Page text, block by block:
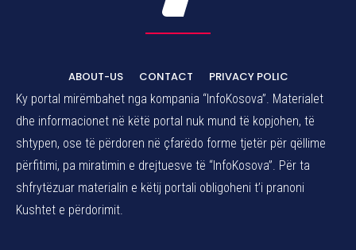
ABOUT-US CONTACT
PRIVACY POLIC
Ky portal mirëmbahet nga kompania “InfoKosova”. Materialet
dhe informacionet në këtë portal nuk mund të kopjohen, të
shtypen, ose të përdoren në çfarëdo forme tjetër për qëllime
përfitimi, pa miratimin e drejtuesve të “InfoKosova”. Për ta
shfrytëzuar materialin e këtij portali obligoheni t’i pranoni
Kushtet e përdorimit.